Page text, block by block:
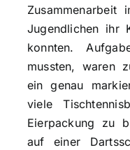
Zusammenarbeit
Jugendlichen ihr
konnten.
mussten, waren
ein genau
viele
Eierpackung zu
auf einer